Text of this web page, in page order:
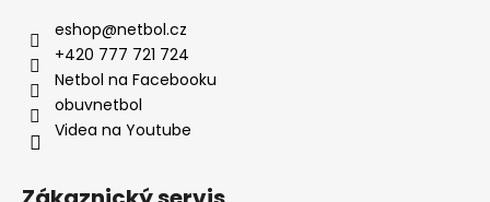
eshop@netbol.cz
+420 777 721 724
Netbol na Facebooku
obuvnetbol
Videa na Youtube